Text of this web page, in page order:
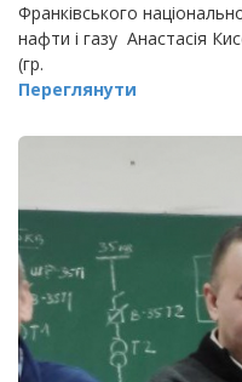
Франківського
нафти і газу Анастасія
(гр.
Переглянути